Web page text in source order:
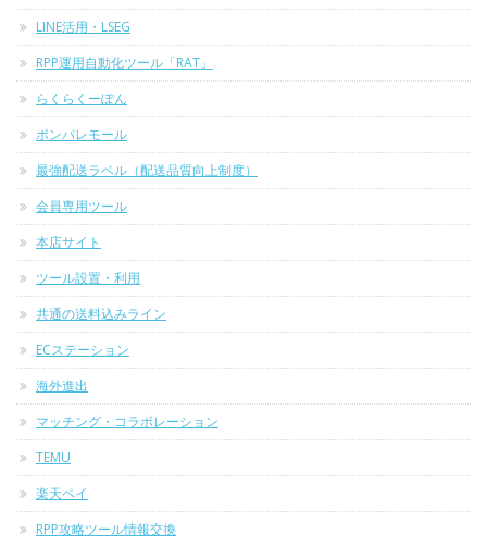
LINE活用・LSEG
RPP運用自動化ツール「RAT」
らくらくーぽん
ポンパレモール
最強配送ラベル（配送品質向上制度）
会員専用ツール
本店サイト
ツール設置・利用
共通の送料込みライン
ECステーション
海外進出
マッチング・コラボレーション
TEMU
楽天ペイ
RPP攻略ツール情報交換